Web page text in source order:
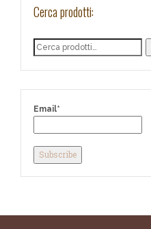
Cerca prodotti:
Email*